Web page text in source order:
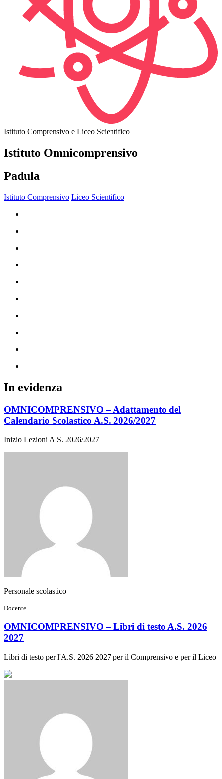
Istituto Comprensivo e Liceo Scientifico
Istituto Omnicomprensivo
Padula
Istituto Comprensivo Liceo Scientifico
In evidenza
OMNICOMPRENSIVO – Adattamento del
Calendario Scolastico A.S. 2026/2027
Inizio Lezioni A.S. 2026/2027
Personale scolastico
Docente
OMNICOMPRENSIVO – Libri di testo A.S. 2026
2027
Libri di testo per l'A.S. 2026 2027 per il Comprensivo e per il Liceo